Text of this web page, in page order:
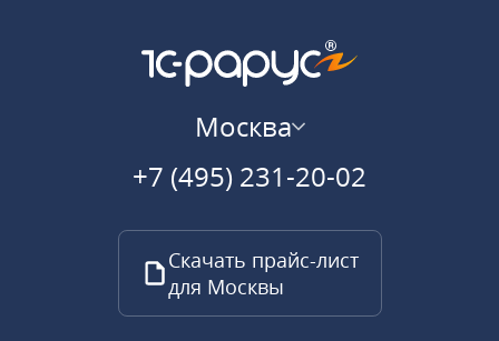
Москва
+7 (495) 231-20-02
Скачать прайс-лист
для Москвы